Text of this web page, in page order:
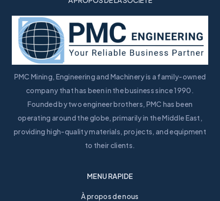
PMC Mining, Engineering and Machinery is a family-owned
company that has been in the business since 1990.
Founded by two engineer brothers, PMC has been
operating around the globe, primarily in the Middle East,
providing high-quality materials, projects, and equipment
to their clients.
MENU RAPIDE
À propos de nous